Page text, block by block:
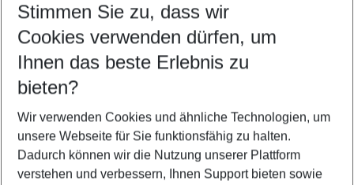
Abflughafen wählen
Beliebiger Abflughafen
Reisezeitraum wählen
12.08.26– 10.08.27 5-8 Nächte
2 Erwachsene Keine Kinder
Mehr Filter anzeigen
Stimmen Sie zu, dass wir
Cookies verwenden dürfen, um
Ihnen das beste Erlebnis zu
bieten?
Wir verwenden Cookies und ähnliche Technologien, um
unsere Webseite für Sie funktionsfähig zu halten.
Dadurch können wir die Nutzung unserer Plattform
verstehen und verbessern, Ihnen Support bieten sowie